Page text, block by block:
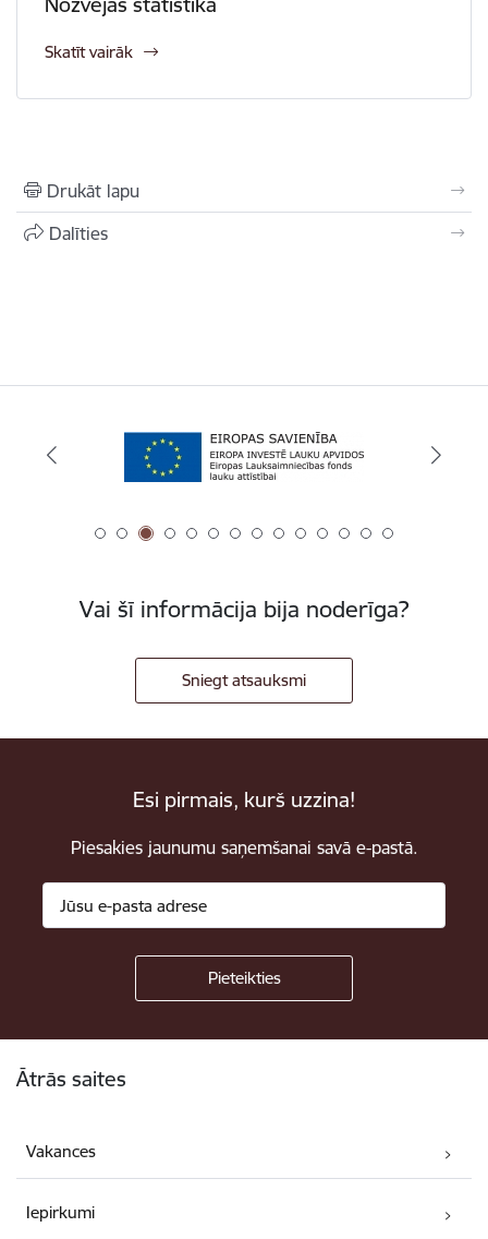
Skatīt vairāk
Drukāt lapu
Dalīties
Vai šī informācija bija noderīga?
Sniegt atsauksmi
Esi pirmais, kurš uzzina!
Piesakies jaunumu saņemšanai savā e-pastā.
Ātrās saites
Vakances
Iepirkumi